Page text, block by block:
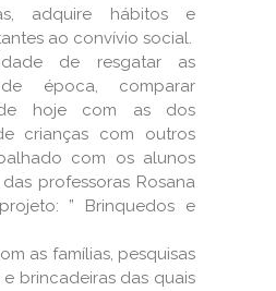
adquire hábitos e
ao convívio social.
de resgatar as
de época, comparar
de hoje com as dos
crianças com outros
com os alunos
professoras Rosana
” Brinquedos e
as famílias, pesquisas
brincadeiras das quais